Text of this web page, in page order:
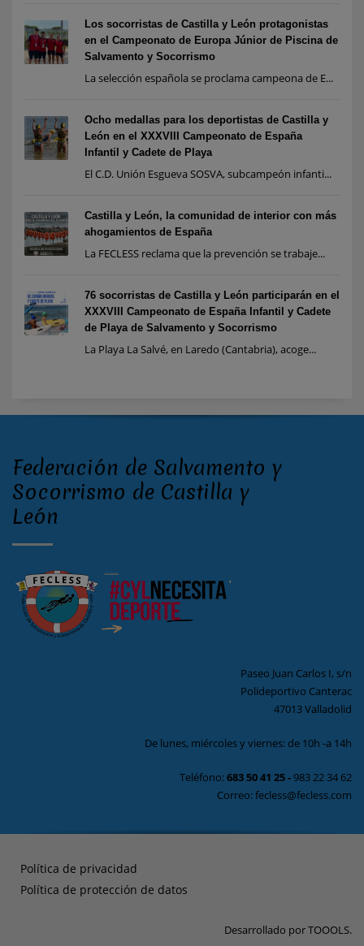
Los socorristas de Castilla y León protagonistas
en el Campeonato de Europa Júnior de Piscina de
Salvamento y Socorrismo
La selección española se proclama campeona de E...
Ocho medallas para los deportistas de Castilla y
León en el XXXVIII Campeonato de España
Infantil y Cadete de Playa
El C.D. Unión Esgueva SOSVA, subcampeón infanti...
Castilla y León, la comunidad de interior con más
ahogamientos de España
La FECLESS reclama que la prevención se trabaje...
76 socorristas de Castilla y León participarán en el
XXXVIII Campeonato de España Infantil y Cadete
de Playa de Salvamento y Socorrismo
La Playa La Salvé, en Laredo (Cantabria), acoge...
Federación de Salvamento y
Socorrismo de Castilla y
León
Paseo Juan Carlos I, s/n
Polideportivo Canterac
47013 Valladolid
De lunes, miércoles y viernes: de 10h -a 14h
Teléfono:683 50 41 25-983 22 34 62
Correo: fecless@fecless.com
Política de privacidad
Política de protección de datos
Desarrollado porTOOOLS.